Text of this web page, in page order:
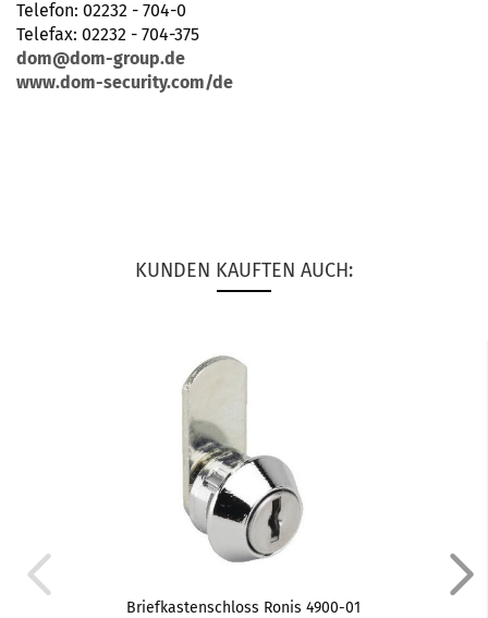
Telefon: 02232 - 704-0
Telefax: 02232 - 704-375
dom@dom-group.de
www.dom-security.com/de
KUNDEN KAUFTEN AUCH:
Briefkastenschloss Ronis 4900-01